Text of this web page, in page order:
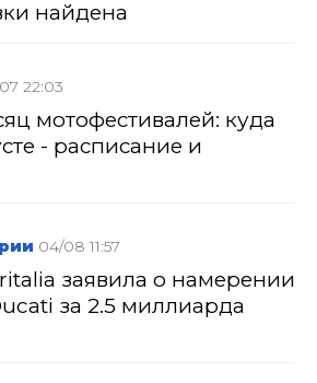
найдена
22:03
мотофестивалей: куда
- расписание и
04/08 11:57
заявила о намерении
за 2.5 миллиарда